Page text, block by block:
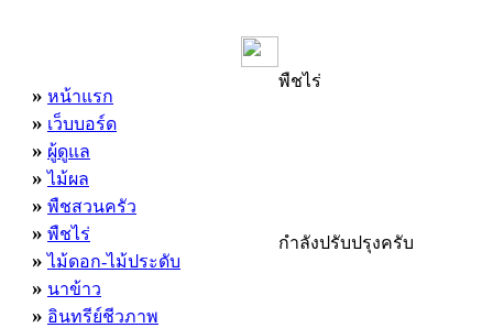
» หน้าแรก
» เว็บบอร์ด
» ผู้ดูแล
» ไม้ผล
» พืชสวนครัว
» พืชไร่
» ไม้ดอก-ไม้ประดับ
» นาข้าว
» อินทรีย์ชีวภาพ
พืชไร่
กำลังปรับปรุงครับ